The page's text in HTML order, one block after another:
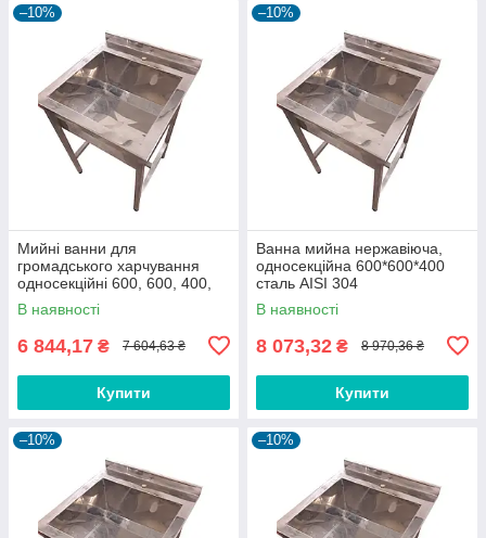
–10%
Мийні ванни для
громадського харчування
односекційні 600, 600, 400,
AISI 430
В наявності
6 844,17 ₴ 7 604,63 ₴
Купити
–10%
Ванна мийна нержавіюча,
односекційна 600*600*400
сталь AISI 304
В наявності
8 073,32 ₴ 8 970,36 ₴
Купити
–10% –10%